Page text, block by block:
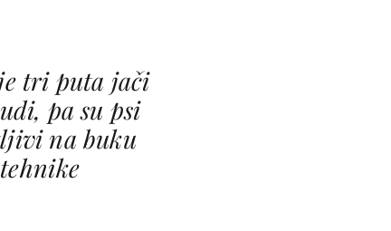
tri puta jači
pa su psi
na buku